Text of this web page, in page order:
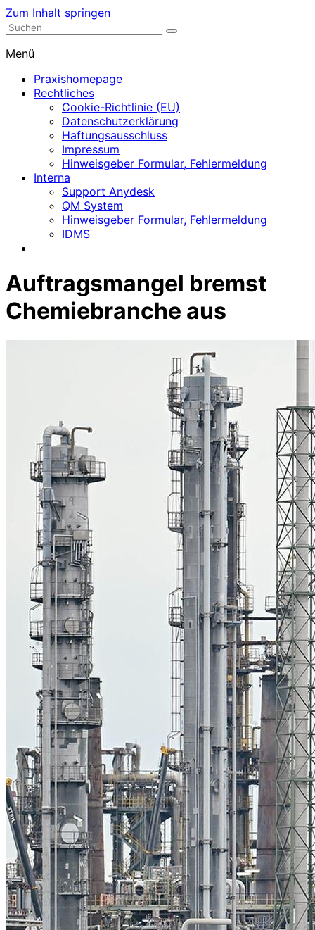
Zum Inhalt springen
Nephrologische Praxis mit Dialyse
Menü
Praxishomepage
Rechtliches
Cookie-Richtlinie (EU)
Datenschutzerklärung
Haftungsausschluss
Impressum
Hinweisgeber Formular, Fehlermeldung
Interna
Support Anydesk
QM System
Hinweisgeber Formular, Fehlermeldung
IDMS
Auftragsmangel bremst
Chemiebranche aus